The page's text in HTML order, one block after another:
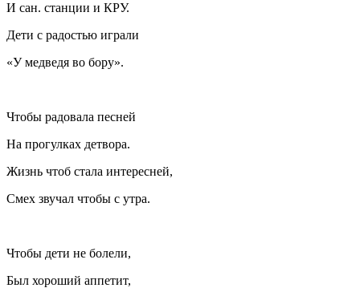
И сан. станции и КРУ.
Дети с радостью играли
«У медведя во бору».
Чтобы радовала песней
На прогулках детвора.
Жизнь чтоб стала интересней,
Смех звучал чтобы с утра.
Чтобы дети не болели,
Был хороший аппетит,